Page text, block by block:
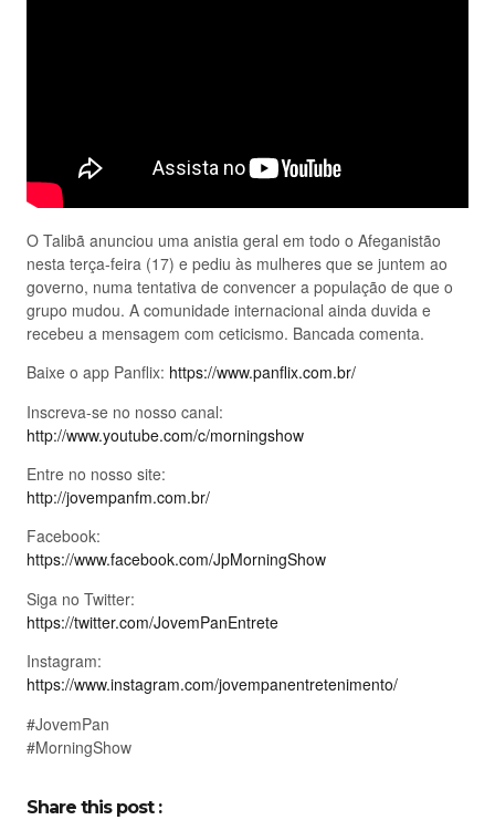
O Talibã anunciou uma anistia geral em todo o Afeganistão
nesta terça-feira (17) e pediu às mulheres que se juntem ao
governo, numa tentativa de convencer a população de que o
grupo mudou. A comunidade internacional ainda duvida e
recebeu a mensagem com ceticismo. Bancada comenta.
Baixe o app Panflix: https://www.panflix.com.br/
Inscreva-se no nosso canal:
http://www.youtube.com/c/morningshow
Entre no nosso site:
http://jovempanfm.com.br/
Facebook:
https://www.facebook.com/JpMorningShow
Siga no Twitter:
https://twitter.com/JovemPanEntrete
Instagram:
https://www.instagram.com/jovempanentretenimento/
#JovemPan
#MorningShow
Share this post :